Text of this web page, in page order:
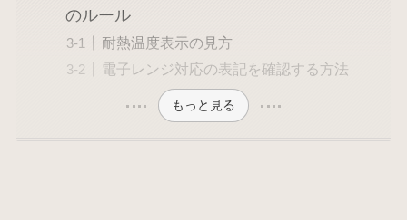
のルール
耐熱温度表示の見方
電子レンジ対応の表記を確認する方法
もっと見る